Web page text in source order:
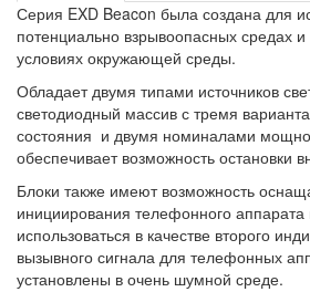
Серия EXD Beacon была создана для
потенциально взрывоопасных средах
условиях окружающей среды.
Обладает двумя типами источников
светодиодный массив с тремя
состояния и двумя номиналами
обеспечивает возможность остановки
Блоки также имеют возможность
инициирования телефонного аппарата
использоваться в качестве второго
вызывного сигнала для телефонных
установлены в очень шумной среде.